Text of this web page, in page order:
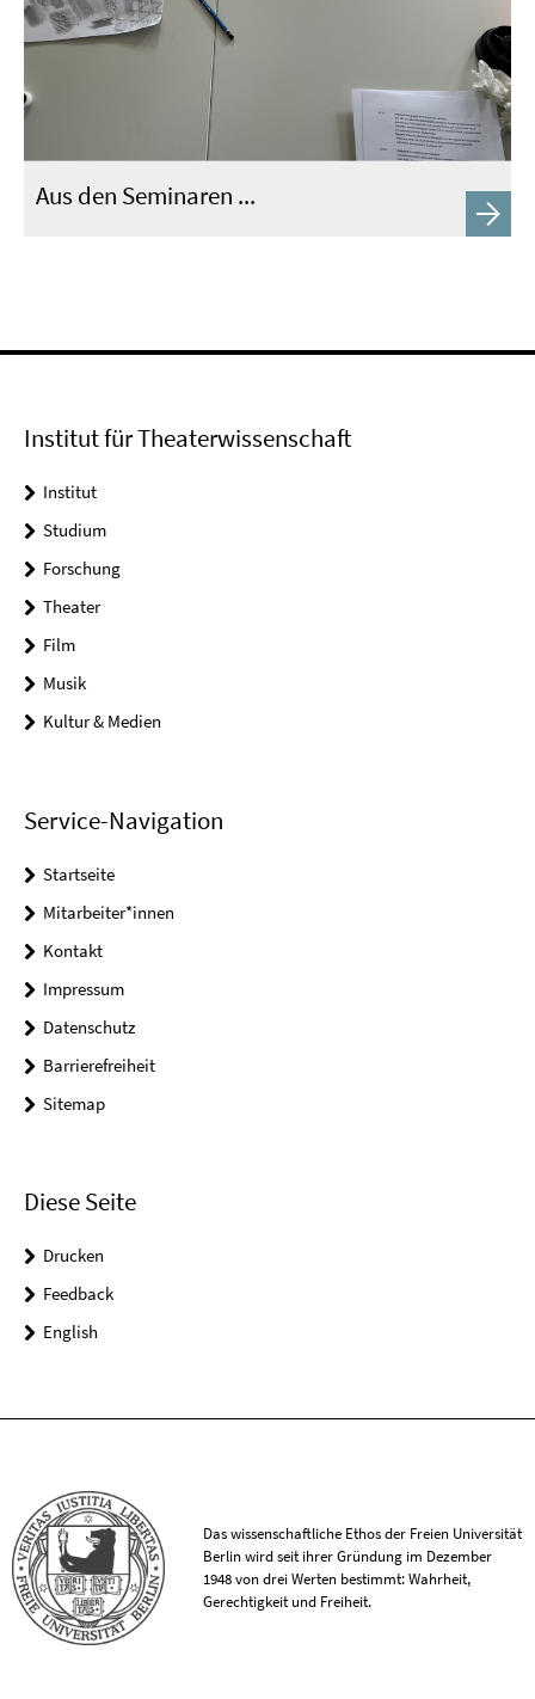
Aus den Seminaren ...
Institut für Theaterwissenschaft
Institut
Studium
Forschung
Theater
Film
Musik
Kultur & Medien
Service-Navigation
Startseite
Mitarbeiter*innen
Kontakt
Impressum
Datenschutz
Barrierefreiheit
Sitemap
Diese Seite
Drucken
Feedback
English
Das wissenschaftliche Ethos der Freien Universität
Berlin wird seit ihrer Gründung im Dezember
1948 von drei Werten bestimmt: Wahrheit,
Gerechtigkeit und Freiheit.